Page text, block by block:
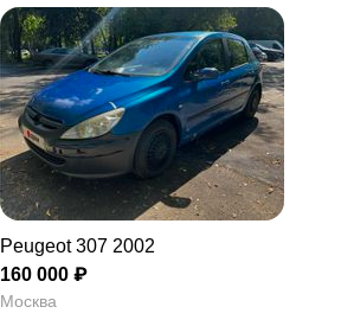
Peugeot 307 2002
160 000 ₽
Москва